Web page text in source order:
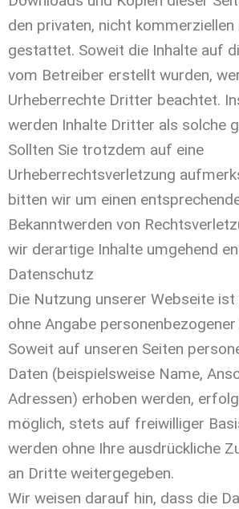
den privaten, nicht kommerziellen
gestattet. Soweit die Inhalte auf
vom Betreiber erstellt wurden,
Urheberrechte Dritter beachtet.
werden Inhalte Dritter als solche
Sollten Sie trotzdem auf eine
Urheberrechtsverletzung
bitten wir um einen
Bekanntwerden von
wir derartige Inhalte umgehend
Datenschutz
Die Nutzung unserer Webseite ist
ohne Angabe
Soweit auf unseren Seiten
Daten (beispielsweise Name,
Adressen) erhoben werden,
möglich, stets auf freiwilliger
werden ohne Ihre ausdrückliche
an Dritte weitergegeben.
Wir weisen darauf hin, dass die